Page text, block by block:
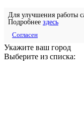
Для улучшения работы
Подробнее здесь
Согласен
Укажите ваш город
Выберите из списка: